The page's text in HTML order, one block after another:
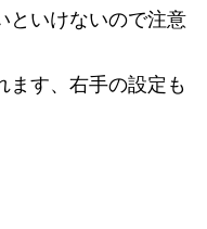
といけないので注意
ます、右手の設定も